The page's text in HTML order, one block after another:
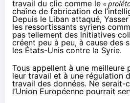
travail du clic comme le «
chaîne de fabrication de
Depuis le Liban attaqué,
les ressortissants syriens
pas tellement des initiatives
créent peu à peu, à cause des
les États-Unis contre la Syrie.
Tous appellent à une meilleure
leur travail et à une régulation
travail des données. Ne serait-
l’Union Européenne pourrait